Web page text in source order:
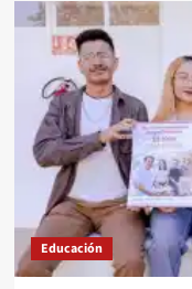
Educación